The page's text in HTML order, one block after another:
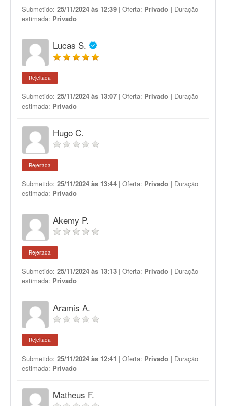
Submetido: 25/11/2024 às 12:39 | Oferta: Privado | Duração
estimada: Privado
Lucas S.
Rejeitada
Submetido: 25/11/2024 às 13:07 | Oferta: Privado | Duração
estimada: Privado
Hugo C.
Rejeitada
Submetido: 25/11/2024 às 13:44 | Oferta: Privado | Duração
estimada: Privado
Akemy P.
Rejeitada
Submetido: 25/11/2024 às 13:13 | Oferta: Privado | Duração
estimada: Privado
Aramis A.
Rejeitada
Submetido: 25/11/2024 às 12:41 | Oferta: Privado | Duração
estimada: Privado
Matheus F.